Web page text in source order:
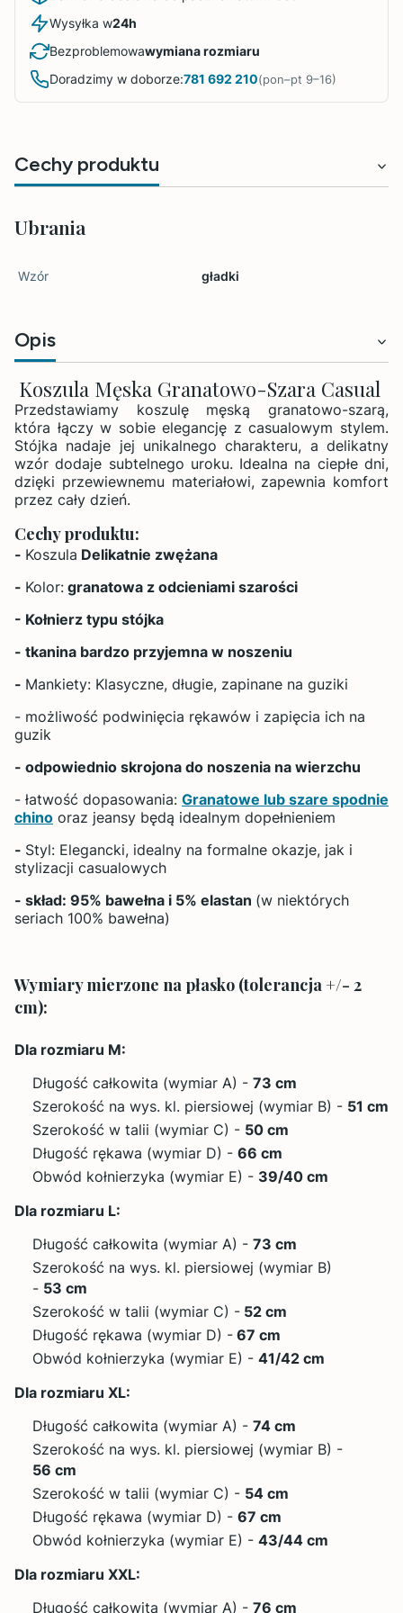
Wysyłka w24h
Bezproblemowawymiana rozmiaru
Doradzimy w doborze:781 692 210(pon–pt 9–16)
Cechy produktu
Ubrania
Wzór gładki
Opis
Koszula Męska Granatowo-Szara Casual
Przedstawiamy koszulę męską granatowo-szarą,
która łączy w sobie elegancję z casualowym stylem.
Stójka nadaje jej unikalnego charakteru, a delikatny
wzór dodaje subtelnego uroku. Idealna na ciepłe dni,
dzięki przewiewnemu materiałowi, zapewnia komfort
przez cały dzień.
Cechy produktu:
- Koszula Delikatnie zwężana
- Kolor: granatowa z odcieniami szarości
- Kołnierz typu stójka
- tkanina bardzo przyjemna w noszeniu
- Mankiety: Klasyczne, długie, zapinane na guziki
- możliwość podwinięcia rękawów i zapięcia ich na
guzik
- odpowiednio skrojona do noszenia na wierzchu
- łatwość dopasowania: Granatowe lub szare spodnie
chino oraz jeansy będą idealnym dopełnieniem
- Styl: Elegancki, idealny na formalne okazje, jak i
stylizacji casualowych
- skład: 95% bawełna i 5% elastan (w niektórych
seriach 100% bawełna)
Wymiary mierzone na płasko (tolerancja +/- 2
cm):
Dla rozmiaru M:
Długość całkowita (wymiar A) - 73 cm
Szerokość na wys. kl. piersiowej (wymiar B) - 51 cm
Szerokość w talii (wymiar C) - 50 cm
Długość rękawa (wymiar D) - 66 cm
Obwód kołnierzyka (wymiar E) - 39/40 cm
Dla rozmiaru L:
Długość całkowita (wymiar A) - 73 cm
Szerokość na wys. kl. piersiowej (wymiar B)
- 53 cm
Szerokość w talii (wymiar C) - 52 cm
Długość rękawa (wymiar D) - 67 cm
Obwód kołnierzyka (wymiar E) - 41/42 cm
Dla rozmiaru XL:
Długość całkowita (wymiar A) - 74 cm
Szerokość na wys. kl. piersiowej (wymiar B) -
56 cm
Szerokość w talii (wymiar C) - 54 cm
Długość rękawa (wymiar D) - 67 cm
Obwód kołnierzyka (wymiar E) - 43/44 cm
Dla rozmiaru XXL:
Długość całkowita (wymiar A) - 76 cm